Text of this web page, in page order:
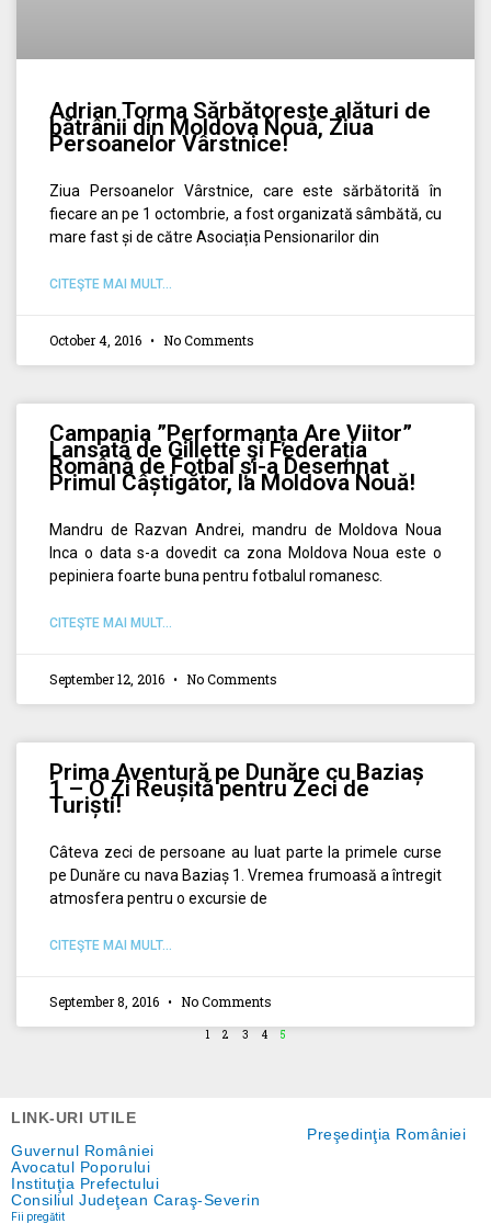
Adrian Torma Sărbătoreste alături de
bătrânii din Moldova Nouă, Ziua
Persoanelor Vârstnice!
Ziua Persoanelor Vârstnice, care este sărbătorită în
fiecare an pe 1 octombrie, a fost organizată sâmbătă, cu
mare fast și de către Asociația Pensionarilor din
CITEŞTE MAI MULT...
October 4, 2016 No Comments
Campania ”Performanța Are Viitor”
Lansată de Gillette și Federația
Română de Fotbal și-a Desemnat
Primul Câștigător, la Moldova Nouă!
Mandru de Razvan Andrei, mandru de Moldova Noua
Inca o data s-a dovedit ca zona Moldova Noua este o
pepiniera foarte buna pentru fotbalul romanesc.
CITEŞTE MAI MULT...
September 12, 2016 No Comments
Prima Aventură pe Dunăre cu Baziaș
1 – O Zi Reușită pentru Zeci de
Turiști!
Câteva zeci de persoane au luat parte la primele curse
pe Dunăre cu nava Baziaș 1. Vremea frumoasă a întregit
atmosfera pentru o excursie de
CITEŞTE MAI MULT...
September 8, 2016 No Comments
1 2 3 4 5
LINK-URI UTILE
Preşedinţia României
Guvernul României
Avocatul Poporului
Instituţia Prefectului
Consiliul Judeţean Caraş-Severin
Fii pregătit